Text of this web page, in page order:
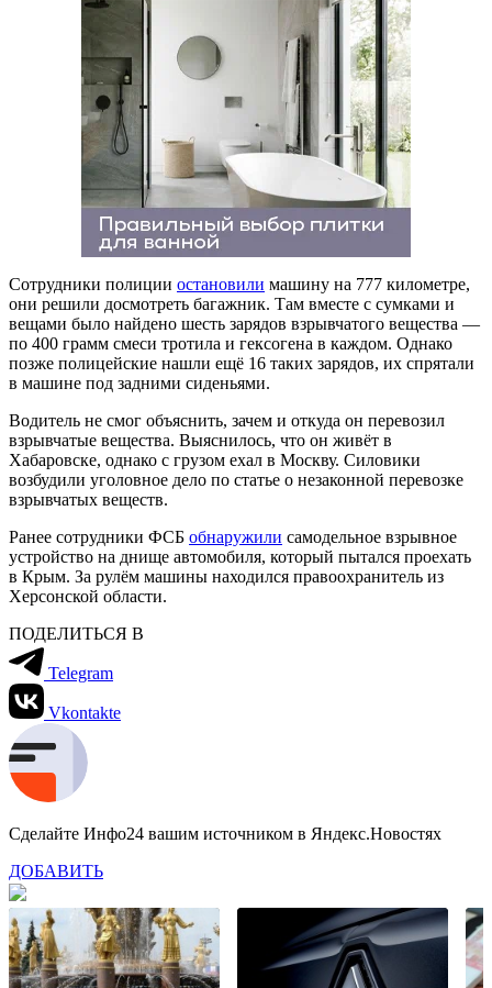
Сотрудники полиции остановили машину на 777 километре,
они решили досмотреть багажник. Там вместе с сумками и
вещами было найдено шесть зарядов взрывчатого вещества —
по 400 грамм смеси тротила и гексогена в каждом. Однако
позже полицейские нашли ещё 16 таких зарядов, их спрятали
в машине под задними сиденьями.
Водитель не смог объяснить, зачем и откуда он перевозил
взрывчатые вещества. Выяснилось, что он живёт в
Хабаровске, однако с грузом ехал в Москву. Силовики
возбудили уголовное дело по статье о незаконной перевозке
взрывчатых веществ.
Ранее сотрудники ФСБ обнаружили самодельное взрывное
устройство на днище автомобиля, который пытался проехать
в Крым. За рулём машины находился правоохранитель из
Херсонской области.
ПОДЕЛИТЬСЯ В
Telegram
Vkontakte
Сделайте Инфо24 вашим источником в Яндекс.Новостях
ДОБАВИТЬ